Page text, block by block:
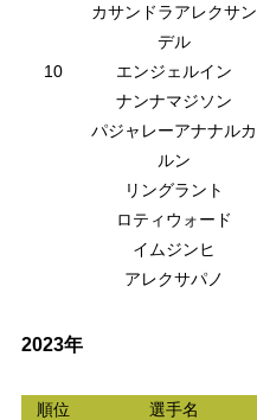
カサンドラアレクサン
デル
10 エンジェルイン
ナンナマジソン
パジャレーアナナルカ
ルン
リングラント
ロティウォード
イムジンヒ
アレクサパノ
2023年
順位 選手名